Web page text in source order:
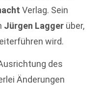
Verlag. Sein
Jürgen Lagger über,
wird.
des
Änderungen